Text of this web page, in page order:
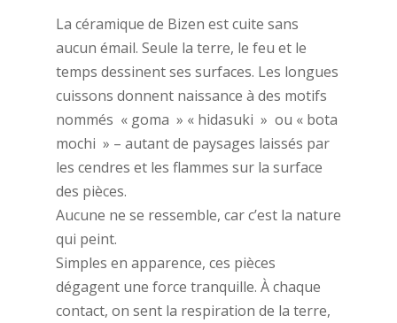
La céramique de Bizen est cuite sans
aucun émail. Seule la terre, le feu et le
temps dessinent ses surfaces. Les longues
cuissons donnent naissance à des motifs
nommés « goma » « hidasuki » ou « bota
mochi » – autant de paysages laissés par
les cendres et les flammes sur la surface
des pièces.
Aucune ne se ressemble, car c’est la nature
qui peint.
Simples en apparence, ces pièces
dégagent une force tranquille. À chaque
contact, on sent la respiration de la terre,